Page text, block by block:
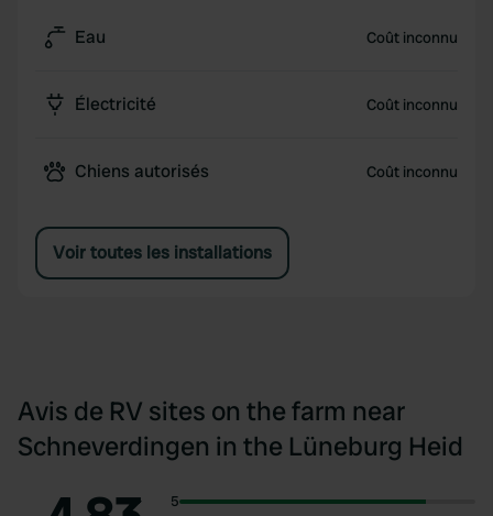
Eau Coût inconnu
Électricité Coût inconnu
Chiens autorisés Coût inconnu
Voir toutes les installations
Avis de RV sites on the farm near
Schneverdingen in the Lüneburg Heid
5